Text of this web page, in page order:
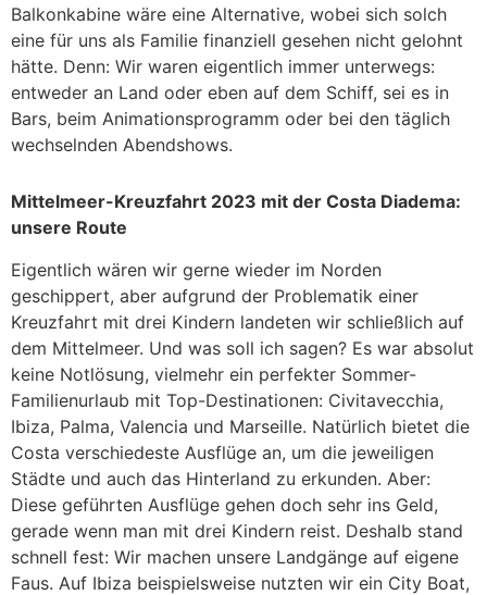
Balkonkabine wäre eine Alternative, wobei sich solch
eine für uns als Familie finanziell gesehen nicht gelohnt
hätte. Denn: Wir waren eigentlich immer unterwegs:
entweder an Land oder eben auf dem Schiff, sei es in
Bars, beim Animationsprogramm oder bei den täglich
wechselnden Abendshows.
Mittelmeer-Kreuzfahrt 2023 mit der Costa Diadema:
unsere Route
Eigentlich wären wir gerne wieder im Norden
geschippert, aber aufgrund der Problematik einer
Kreuzfahrt mit drei Kindern landeten wir schließlich auf
dem Mittelmeer. Und was soll ich sagen? Es war absolut
keine Notlösung, vielmehr ein perfekter Sommer-
Familienurlaub mit Top-Destinationen: Civitavecchia,
Ibiza, Palma, Valencia und Marseille. Natürlich bietet die
Costa verschiedeste Ausflüge an, um die jeweiligen
Städte und auch das Hinterland zu erkunden. Aber:
Diese geführten Ausflüge gehen doch sehr ins Geld,
gerade wenn man mit drei Kindern reist. Deshalb stand
schnell fest: Wir machen unsere Landgänge auf eigene
Faus. Auf Ibiza beispielsweise nutzten wir ein City Boat,